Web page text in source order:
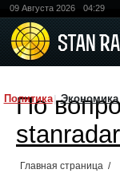
09 Августа 2026 04:29
Политика Экономика
По
Главная страница /